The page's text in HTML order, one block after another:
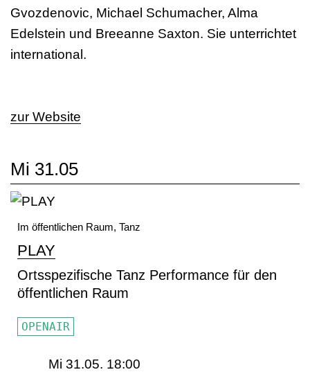
Gvozdenovic, Michael Schumacher, Alma
Edelstein und Breeanne Saxton. Sie unterrichtet
international.
zur Website
Mi 31.05
Im öffentlichen Raum, Tanz
PLAY
Ortsspezifische Tanz Performance für den
öffentlichen Raum
OPENAIR
Mi 31.05. 18:00